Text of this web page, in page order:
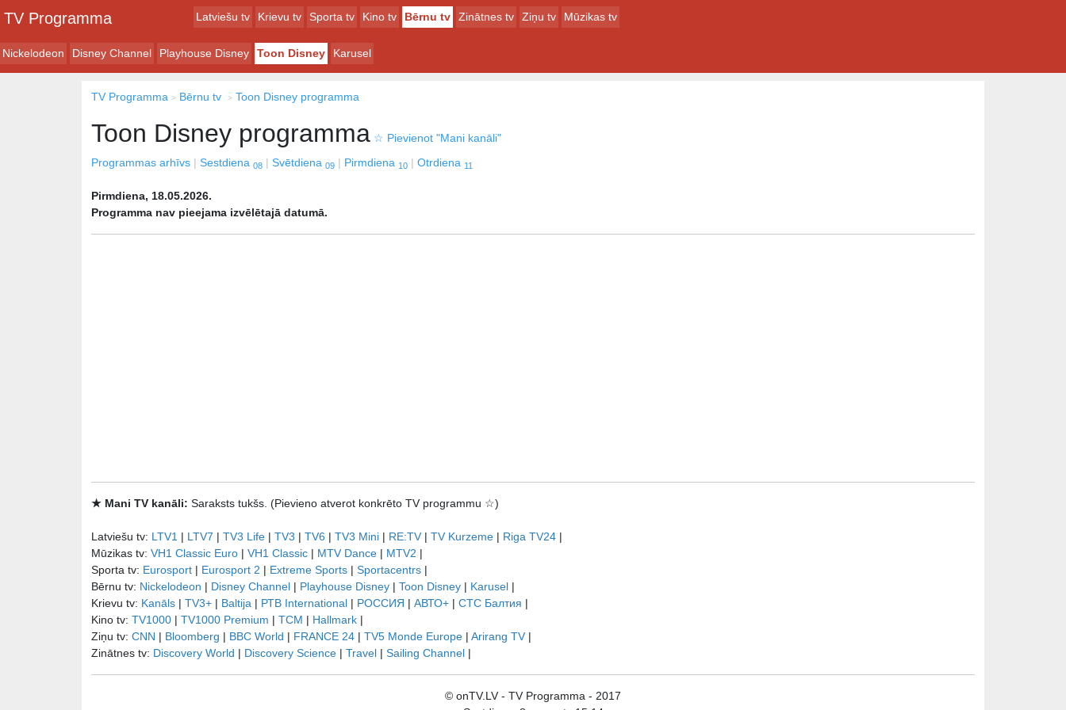
TV Programma Latviešu tv Krievu tv Sporta tv Kino tv Bērnu tv Zinātnes tv Ziņu tv Mūzikas tv
Nickelodeon Disney Channel Playhouse Disney Toon Disney Karusel
TV Programma Bērnu tv Toon Disney programma
Toon Disney programma ☆ Pievienot "Mani kanāli"
Programmas arhīvs
Sestdiena 08 Svētdiena 09 Pirmdiena 10 Otrdiena 11
Pirmdiena, 18.05.2026.
Programma nav pieejama izvēlētajā datumā.
★ Mani TV kanāli: Saraksts tukšs. (Pievieno atverot konkrēto TV programmu ☆)
Latviešu tv: LTV1 | LTV7 | TV3 Life | TV3 | TV6 | TV3 Mini | RE:TV | TV Kurzeme | Riga TV24 |
Mūzikas tv: VH1 Classic Euro | VH1 Classic | MTV Dance | MTV2 |
Sporta tv: Eurosport | Eurosport 2 | Extreme Sports | Sportacentrs |
Bērnu tv: Nickelodeon | Disney Channel | Playhouse Disney | Toon Disney | Karusel |
Krievu tv: Kanāls | TV3+ | Baltija | РТB International | РОССИЯ | АВТО+ | СТС Балтия |
Kino tv: TV1000 | TV1000 Premium | TCM | Hallmark |
Ziņu tv: CNN | Bloomberg | BBC World | FRANCE 24 | TV5 Monde Europe | Arirang TV |
Zinātnes tv: Discovery World | Discovery Science | Travel | Sailing Channel |
© onTV.LV - TV Programma - 2017